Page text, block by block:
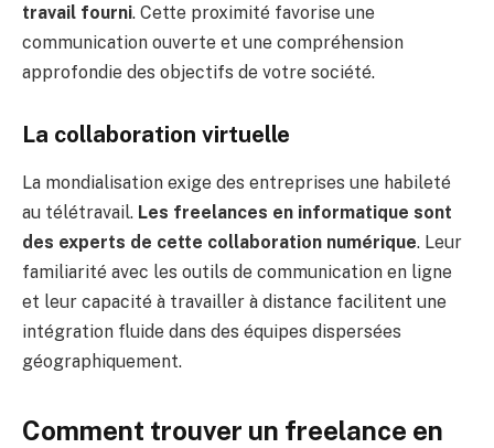
travail fourni. Cette proximité favorise une
communication ouverte et une compréhension
approfondie des objectifs de votre société.
La collaboration virtuelle
La mondialisation exige des entreprises une habileté
au télétravail. Les freelances en informatique sont
des experts de cette collaboration numérique. Leur
familiarité avec les outils de communication en ligne
et leur capacité à travailler à distance facilitent une
intégration fluide dans des équipes dispersées
géographiquement.
Comment trouver un freelance en